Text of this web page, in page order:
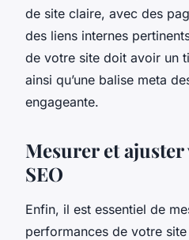
de site claire, avec des
des liens internes
de votre site doit avoir un
ainsi qu’une balise meta
engageante.
Mesurer et
SEO
Enfin, il est essentiel de
performances de votre